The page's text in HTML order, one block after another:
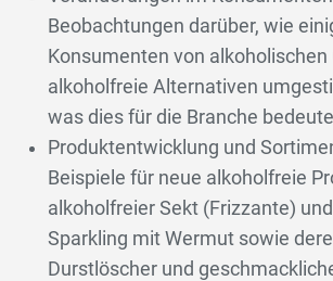
Beobachtungen darüber, wie
Konsumenten von
alkoholfreie Alternativen
was dies für die Branche
Produktentwicklung und
Beispiele für neue alkoholfreie
alkoholfreier Sekt (Frizzante)
Sparkling mit Wermut sowie
Durstlöscher und